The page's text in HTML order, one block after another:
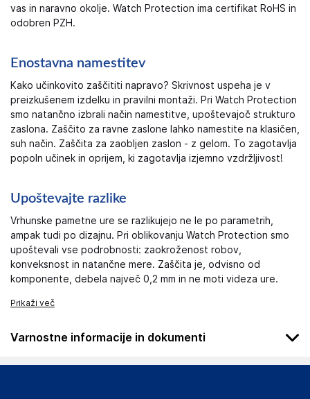
vas in naravno okolje. Watch Protection ima certifikat RoHS in
odobren PZH.
Enostavna namestitev
Kako učinkovito zaščititi napravo? Skrivnost uspeha je v
preizkušenem izdelku in pravilni montaži. Pri Watch Protection
smo natančno izbrali način namestitve, upoštevajoč strukturo
zaslona. Zaščito za ravne zaslone lahko namestite na klasičen,
suh način. Zaščita za zaobljen zaslon - z gelom. To zagotavlja
popoln učinek in oprijem, ki zagotavlja izjemno vzdržljivost!
Upoštevajte razlike
Vrhunske pametne ure se razlikujejo ne le po parametrih,
ampak tudi po dizajnu. Pri oblikovanju Watch Protection smo
upoštevali vse podrobnosti: zaokroženost robov,
konveksnost in natančne mere. Zaščita je, odvisno od
komponente, debela največ 0,2 mm in ne moti videza ure.
Prikaži več
Varnostne informacije in dokumenti
Podatki o proizvajalcu